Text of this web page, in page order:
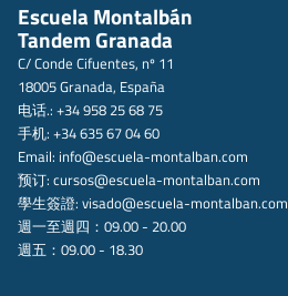
Escuela Montalbán
Tandem Granada
C/ Conde Cifuentes, nº 11
18005 Granada, España
电话.: +34 958 25 68 75
手机: +34 635 67 04 60
Email: info@escuela-montalban.com
预订: cursos@escuela-montalban.com
學生簽證: visado@escuela-montalban.com
週一至週四：09.00 - 20.00
週五：09.00 - 18.30